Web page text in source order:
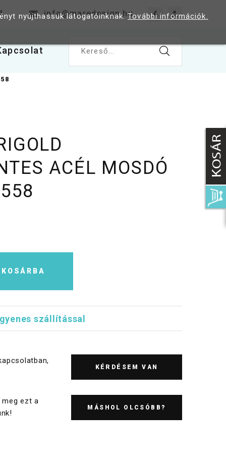
info@maredesign.hu
Kereső...
ACÉL MOSDÓ
KOSÁRBA
szállítással
KÉRDÉSEM VAN
ezt a
MÁSHOL OLCSÓBB?
nyújthassuk látogatóinknak.További információk.